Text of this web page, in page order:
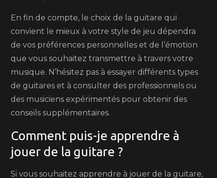
En fin de compte, le choix de la guitare qui
convient le mieux à votre style de jeu dépendra
de vos préférences personnelles et de l’émotion
que vous souhaitez transmettre à travers votre
musique. N’hésitez pas à essayer différents types
de guitares et à consulter des professionnels ou
des musiciens expérimentés pour obtenir des
conseils supplémentaires.
Comment puis-je apprendre à
jouer de la guitare ?
Si vous souhaitez apprendre à jouer de la guitare,